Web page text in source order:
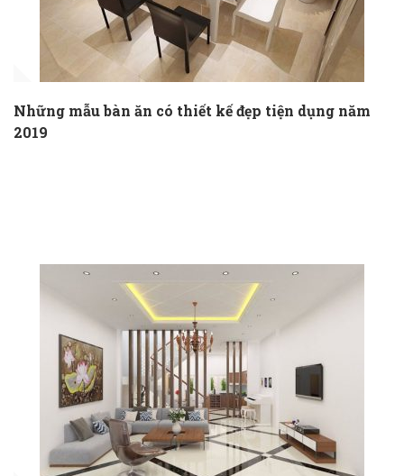
Những mẫu bàn ăn có thiết kế đẹp tiện dụng năm
2019